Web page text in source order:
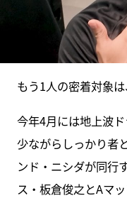
もう1人の密着対象
今年4月には地上波
少ながらしっかり者
ンド・ニシダが同行
ス・板倉俊之とAマッ